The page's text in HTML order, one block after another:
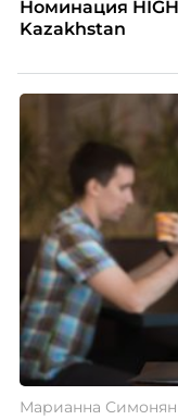
Номинация
Kazakhstan
Марианна Симонян